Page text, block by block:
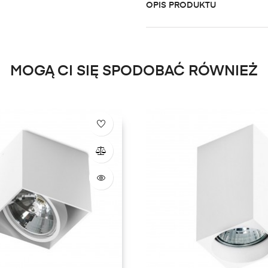
OPIS PRODUKTU
MOGĄ CI SIĘ SPODOBAĆ RÓWNIEŻ